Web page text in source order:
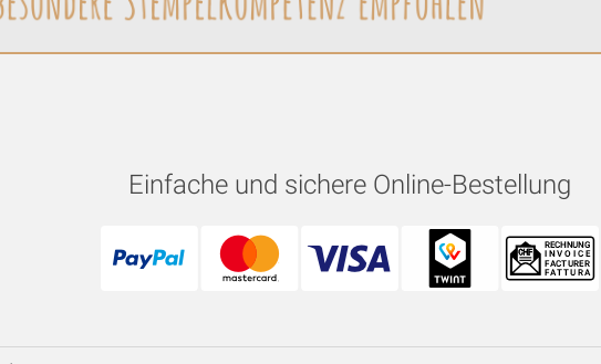
Einfache und sichere Online-Bestellung